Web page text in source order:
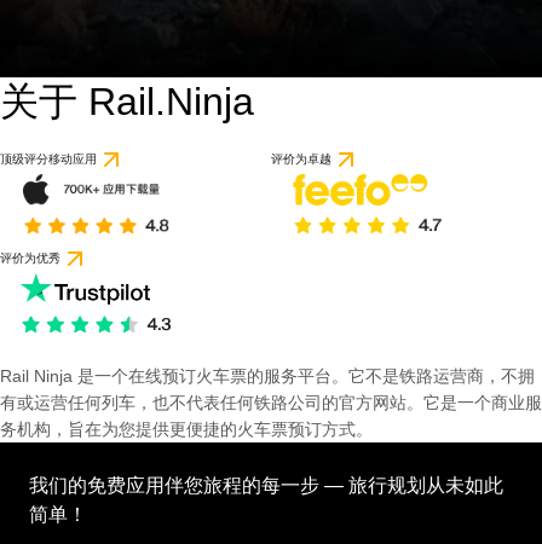
关于 Rail.Ninja
顶级评分移动应用 评价为卓越
评价为优秀
Rail Ninja 是一个在线预订火车票的服务平台。它不是铁路运营商，不拥
有或运营任何列车，也不代表任何铁路公司的官方网站。它是一个商业服
务机构，旨在为您提供更便捷的火车票预订方式。
我们的免费应用伴您旅程的每一步 — 旅行规划从未如此
简单！